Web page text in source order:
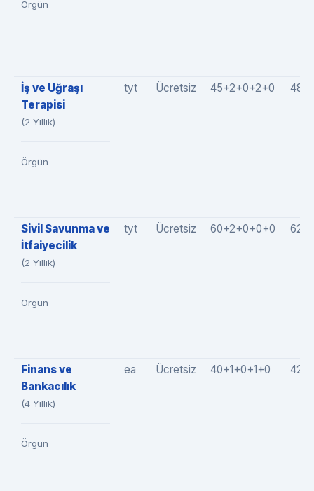
Örgün
İş ve Uğraşı
Terapisi
(2 Yıllık)
Örgün
tyt Ücretsiz 45+2+0+2+0
Sivil Savunma ve
İtfaiyecilik
(2 Yıllık)
Örgün
tyt Ücretsiz 60+2+0+0+0
Finans ve
Bankacılık
(4 Yıllık)
Örgün
ea Ücretsiz 40+1+0+1+0